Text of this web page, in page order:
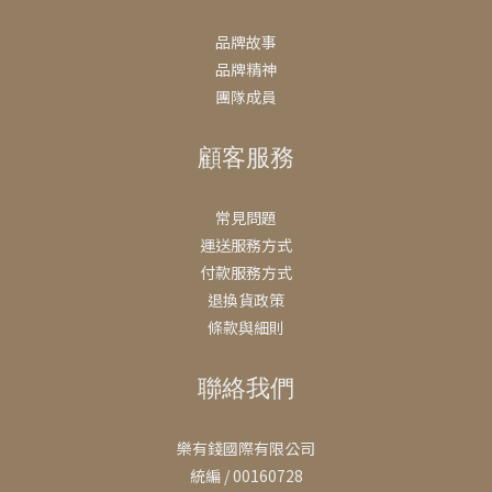
品牌故事
品牌精神
團隊成員
顧客服務
常見問題
運送服務方式
付款服務方式
退換貨政策
條款與細則
聯絡我們
樂有錢國際有限公司
統編 / 00160728